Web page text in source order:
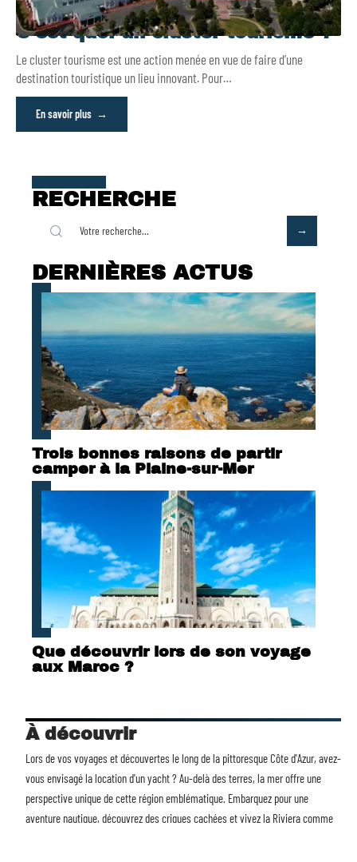
C’est quoi un cluster tourisme ?
Le cluster tourisme est une action menée en vue de faire d’une
destination touristique un lieu innovant. Pour…
En savoir plus
RECHERCHE
DERNIÈRES ACTUS
Trois bonnes raisons de partir
camper à la Plaine-sur-Mer
Que découvrir lors de son voyage
aux Maroc ?
À découvrir
Lors de vos voyages et découvertes le long de la pittoresque Côte d'Azur, avez-
vous envisagé lalocation d'un yacht? Au-delà des terres, la mer offre une
perspective unique de cette région emblématique. Embarquez pour une
aventure nautique, découvrez des criques cachées et vivez la Riviera comme